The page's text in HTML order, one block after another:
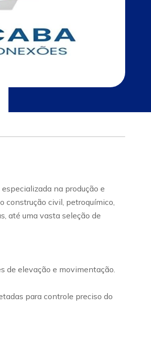
na produção e
construção civil, petroquímico,
até uma vasta seleção de
de elevação e movimentação.
para controle preciso do